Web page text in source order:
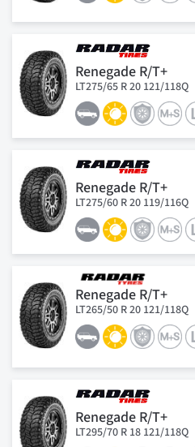
Renegade R/T+
LT275/65 R 20 121/118Q
Renegade R/T+
LT275/60 R 20 119/116Q
Renegade R/T+
LT265/50 R 20 121/118Q
Renegade R/T+
LT295/70 R 18 121/118Q